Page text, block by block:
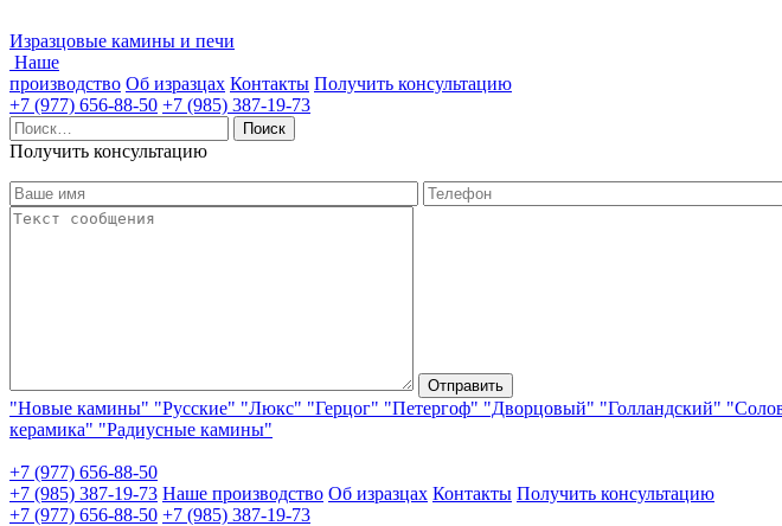
Изразцовые камины и печи
Наше
производство Об изразцах Контакты Получить консультацию
+7 (977) 656-88-50 +7 (985) 387-19-73
Найти:
Получить консультацию
"Новые камины" "Русские" "Люкс" "Герцог" "Петергоф" "Дворцовый" "Голландский"
керамика" "Радиусные камины"
+7 (977) 656-88-50
+7 (985) 387-19-73 Наше производство Об изразцах Контакты Получить консультацию
+7 (977) 656-88-50 +7 (985) 387-19-73